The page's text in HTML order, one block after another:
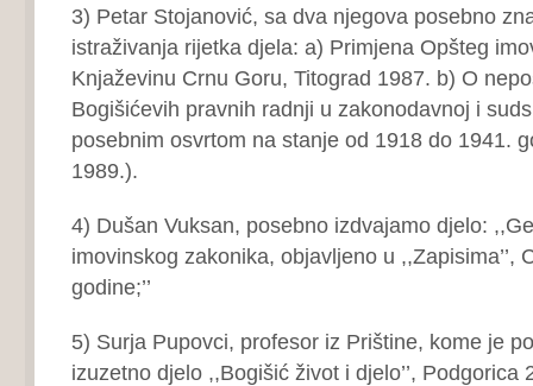
3) Petar Stojanović, sa dva njegova posebno
istraživanja rijetka djela: a) Primjena Opšteg
Knjaževinu Crnu Goru, Titograd 1987. b) O
Bogišićevih pravnih radnji u zakonodavnoj i
posebnim osvrtom na stanje od 1918 do 1941.
1989.).
4) Dušan Vuksan, posebno izdvajamo djelo:
imovinskog zakonika, objavljeno u ,,Zapisima’’,
godine;’’
5) Surja Pupovci, profesor iz Prištine, kome je
izuzetno djelo ,,Bogišić život i djelo’’, Podgorica